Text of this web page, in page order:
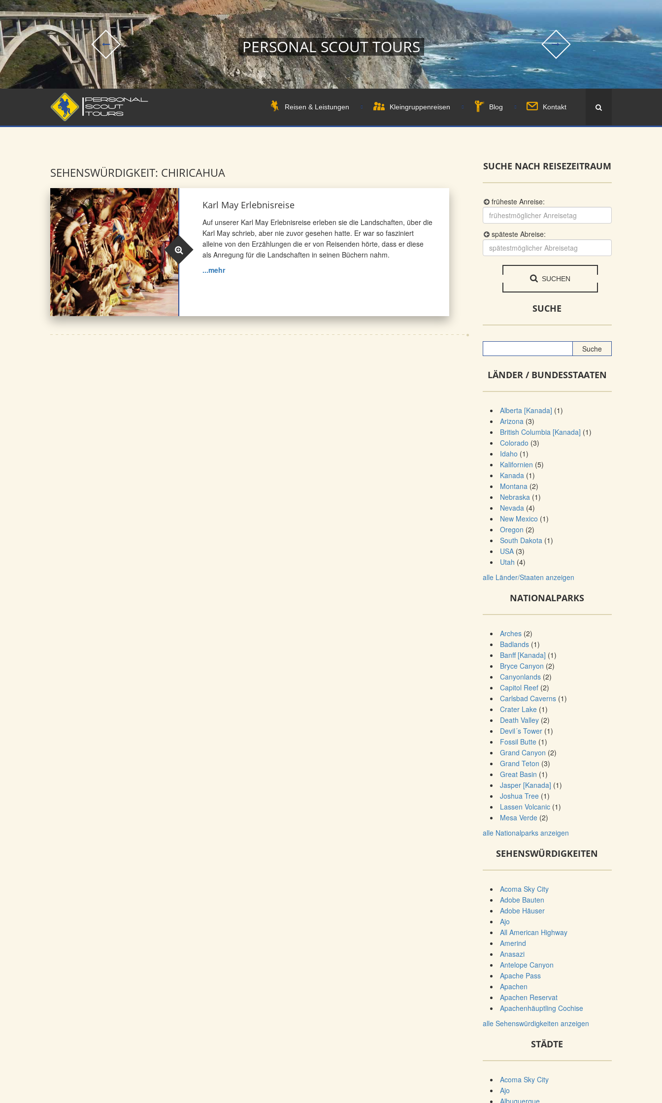
PERSONAL SCOUT TOURS
Reisen & Leistungen Kleingruppenreisen Blog Kontakt
SEHENSWÜRDIGKEIT: CHIRICAHUA
Karl May Erlebnisreise
Auf unserer Karl May Erlebnisreise erleben sie die Landschaften, über die
Karl May schrieb, aber nie zuvor gesehen hatte. Er war so fasziniert
alleine von den Erzählungen die er von Reisenden hörte, dass er diese
als Anregung für die Landschaften in seinen Büchern nahm.
...mehr
SUCHE NACH REISEZEITRAUM
früheste Anreise:
späteste Abreise:
SUCHEN
SUCHE
LÄNDER / BUNDESSTAATEN
Alberta [Kanada] (1)
Arizona(3)
British Columbia [Kanada] (1)
Colorado (3)
Idaho (1)
Kalifornien (5)
Kanada(1)
Montana(2)
Nebraska(1)
Nevada(4)
New Mexico (1)
Oregon (2)
South Dakota(1)
USA(3)
Utah (4)
alle Länder/Staaten anzeigen
NATIONALPARKS
Arches(2)
Badlands(1)
Banff [Kanada] (1)
Bryce Canyon (2)
Canyonlands(2)
Capitol Reef(2)
Carlsbad Caverns(1)
Crater Lake(1)
Death Valley(2)
Devil´s Tower(1)
Fossil Butte(1)
Grand Canyon (2)
Grand Teton (3)
Great Basin (1)
Jasper [Kanada] (1)
Joshua Tree(1)
Lassen Volcanic(1)
Mesa Verde(2)
alle Nationalparks anzeigen
SEHENSWÜRDIGKEITEN
Acoma Sky City
Adobe Bauten
Adobe Häuser
Ajo
All American Highway
Amerind
Anasazi
Antelope Canyon
Apache Pass
Apachen
Apachen Reservat
Apachenhäuptling Cochise
alle Sehenswürdigkeiten anzeigen
STÄDTE
Acoma Sky City
Ajo
Albuquerque